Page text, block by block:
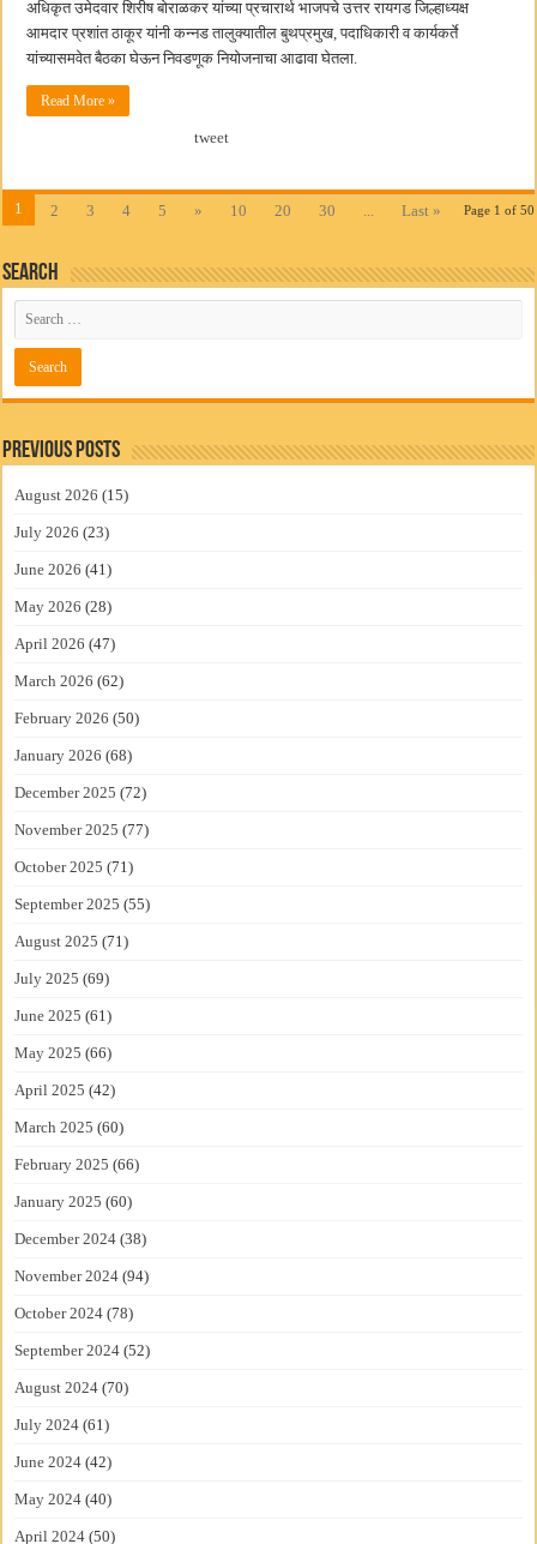
अधिकृत उमेदवार शिरीष बोराळकर यांच्या प्रचारार्थ भाजपचे उत्तर रायगड जिल्हाध्यक्ष
आमदार प्रशांत ठाकूर यांनी कन्नड तालुक्यातील बुथप्रमुख, पदाधिकारी व कार्यकर्ते
यांच्यासमवेत बैठका घेऊन निवडणूक नियोजनाचा आढावा घेतला.
Read More »
tweet
Page 1 of 50
1 2 3 4 5 » 10 20 30 ... Last »
Search
Previous Posts
August 2026 (15)
July 2026 (23)
June 2026 (41)
May 2026 (28)
April 2026 (47)
March 2026 (62)
February 2026 (50)
January 2026 (68)
December 2025 (72)
November 2025 (77)
October 2025 (71)
September 2025 (55)
August 2025 (71)
July 2025 (69)
June 2025 (61)
May 2025 (66)
April 2025 (42)
March 2025 (60)
February 2025 (66)
January 2025 (60)
December 2024 (38)
November 2024 (94)
October 2024 (78)
September 2024 (52)
August 2024 (70)
July 2024 (61)
June 2024 (42)
May 2024 (40)
April 2024 (50)